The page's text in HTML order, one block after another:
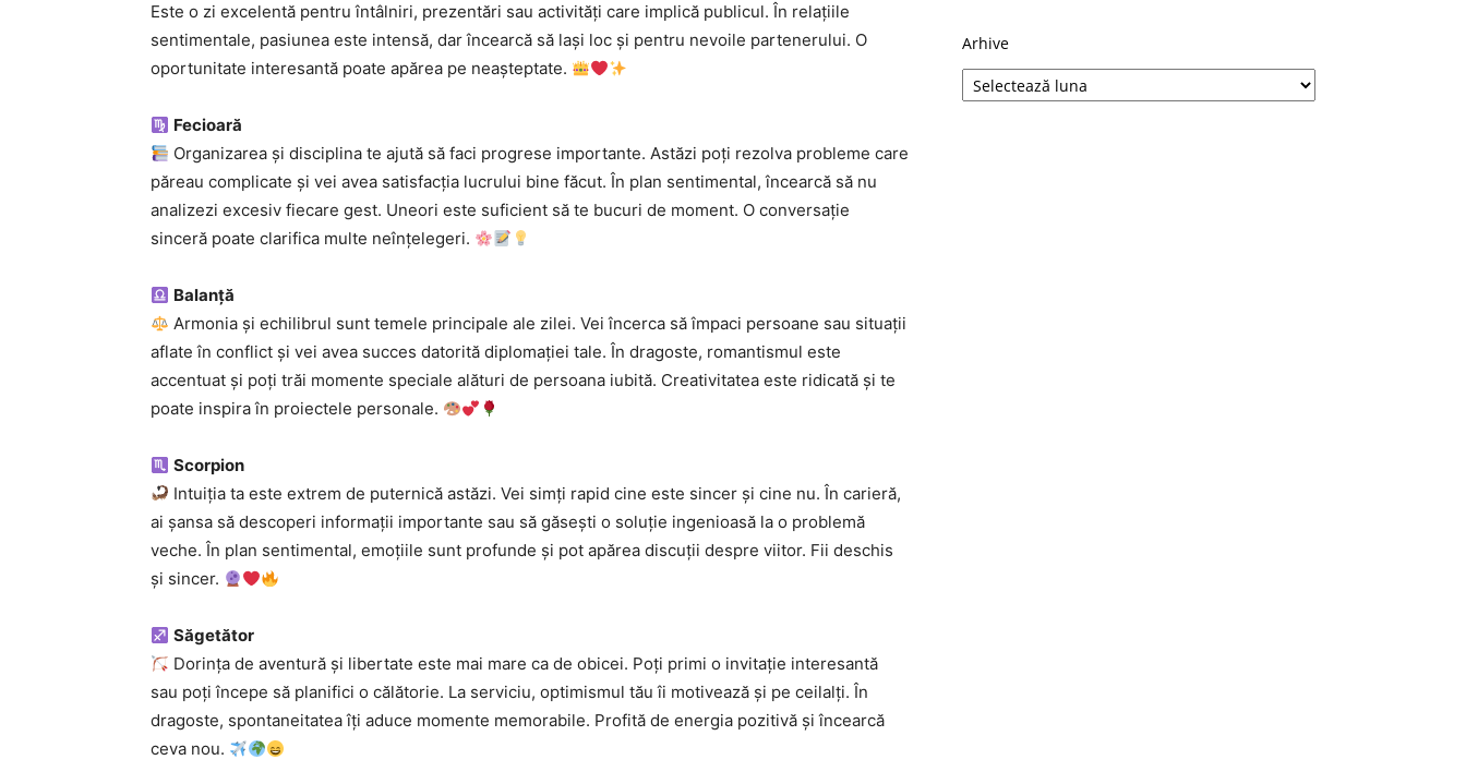
Este o zi excelentă pentru întâlniri, prezentări sau activități care implică publicul. În relațiile
sentimentale, pasiunea este intensă, dar încearcă să lași loc și pentru nevoile partenerului. O
oportunitate interesantă poate apărea pe neașteptate.
Fecioară
Organizarea și disciplina te ajută să faci progrese importante. Astăzi poți rezolva probleme care
păreau complicate și vei avea satisfacția lucrului bine făcut. În plan sentimental, încearcă să nu
analizezi excesiv fiecare gest. Uneori este suficient să te bucuri de moment. O conversație
sinceră poate clarifica multe neînțelegeri.
Balanță
Armonia și echilibrul sunt temele principale ale zilei. Vei încerca să împaci persoane sau situații
aflate în conflict și vei avea succes datorită diplomației tale. În dragoste, romantismul este
accentuat și poți trăi momente speciale alături de persoana iubită. Creativitatea este ridicată și te
poate inspira în proiectele personale.
Scorpion
Intuiția ta este extrem de puternică astăzi. Vei simți rapid cine este sincer și cine nu. În carieră,
ai șansa să descoperi informații importante sau să găsești o soluție ingenioasă la o problemă
veche. În plan sentimental, emoțiile sunt profunde și pot apărea discuții despre viitor. Fii deschis
și sincer.
Săgetător
Dorința de aventură și libertate este mai mare ca de obicei. Poți primi o invitație interesantă
sau poți începe să planifici o călătorie. La serviciu, optimismul tău îi motivează și pe ceilalți. În
dragoste, spontaneitatea îți aduce momente memorabile. Profită de energia pozitivă și încearcă
ceva nou.
Arhive